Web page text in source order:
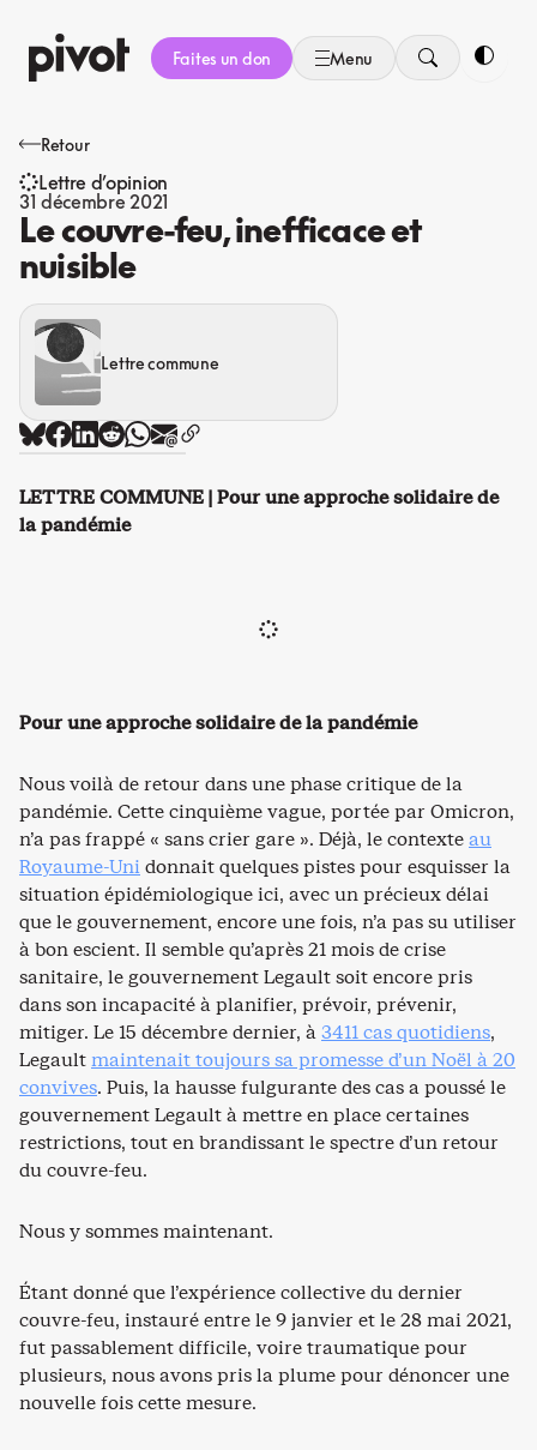
au
contenu
Faites un don Menu
Retour
Lettre d’opinion
31 décembre 2021
Le couvre-feu, inefficace et
nuisible
Lettre commune
LETTRE COMMUNE | Pour une approche solidaire de
la pandémie
Pour une approche solidaire de la pandémie
Nous voilà de retour dans une phase critique de la
pandémie. Cette cinquième vague, portée par Omicron,
n’a pas frappé « sans crier gare ». Déjà, le contexteau
Royaume-Unidonnait quelques pistes pour esquisser la
situation épidémiologique ici, avec un précieux délai
que le gouvernement, encore une fois, n’a pas su utiliser
à bon escient. Il semble qu’après 21 mois de crise
sanitaire, le gouvernement Legault soit encore pris
dans son incapacité à planifier, prévoir, prévenir,
mitiger. Le 15 décembre dernier, à3411 cas quotidiens,
Legaultmaintenait toujours sa promesse d’un Noël à 20
convives. Puis, la hausse fulgurante des cas a poussé le
gouvernement Legault à mettre en place certaines
restrictions, tout en brandissant le spectre d’un retour
du couvre-feu.
Nous y sommes maintenant.
Étant donné que l’expérience collective du dernier
couvre-feu, instauré entre le 9 janvier et le 28 mai 2021,
fut passablement difficile, voire traumatique pour
plusieurs, nous avons pris la plume pour dénoncer une
nouvelle fois cette mesure.